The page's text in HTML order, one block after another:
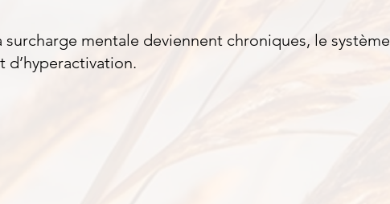
surcharge mentale deviennent chroniques, le système
d’hyperactivation.